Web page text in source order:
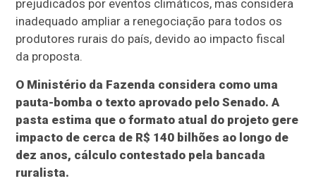
prejudicados por eventos climáticos, mas considera
inadequado ampliar a renegociação para todos os
produtores rurais do país, devido ao impacto fiscal
da proposta.
O Ministério da Fazenda considera como uma
pauta-bomba o texto aprovado pelo Senado. A
pasta estima que o formato atual do projeto gere
impacto de cerca de R$ 140 bilhões ao longo de
dez anos, cálculo contestado pela bancada
ruralista.